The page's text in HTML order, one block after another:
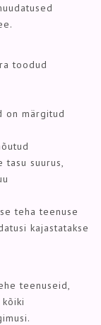
toodud
on märgitud
tasu suurus,
teha teenuse
kajastatakse
teenuseid,